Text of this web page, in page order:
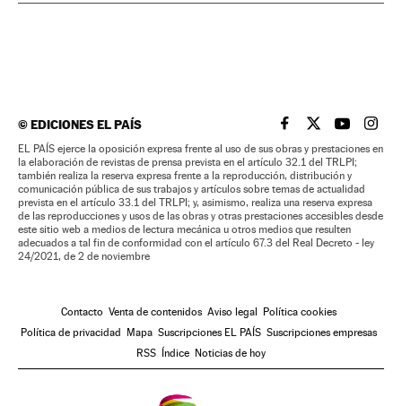
©EDICIONES EL PAÍS EL PAÍS BRASIL EN
EL PAÍSEL PAÍS
EL
EL PAÍS ejerce la oposición expresa frente al uso de sus obras y prestaciones en
la elaboración de revistas de prensa prevista en el artículo 32.1 del TRLPI;
también realiza la reserva expresa frente a la reproducción, distribución y
comunicación pública de sus trabajos y artículos sobre temas de actualidad
prevista en el artículo 33.1 del TRLPI; y, asimismo, realiza una reserva expresa
de las reproducciones y usos de las obras y otras prestaciones accesibles desde
este sitio web a medios de lectura mecánica u otros medios que resulten
adecuados a tal fin de conformidad con el artículo 67.3 del Real Decreto - ley
24/2021, de 2 de noviembre
Contacto Venta de contenidos Aviso legal Política cookies
Política de privacidad Mapa Suscripciones EL PAÍS Suscripciones empresas
RSS Índice Noticias de hoy